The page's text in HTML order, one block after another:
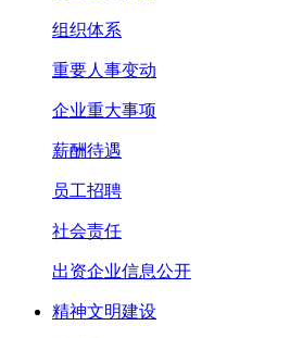
组织体系
重要人事变动
企业重大事项
薪酬待遇
员工招聘
社会责任
出资企业信息公开
精神文明建设